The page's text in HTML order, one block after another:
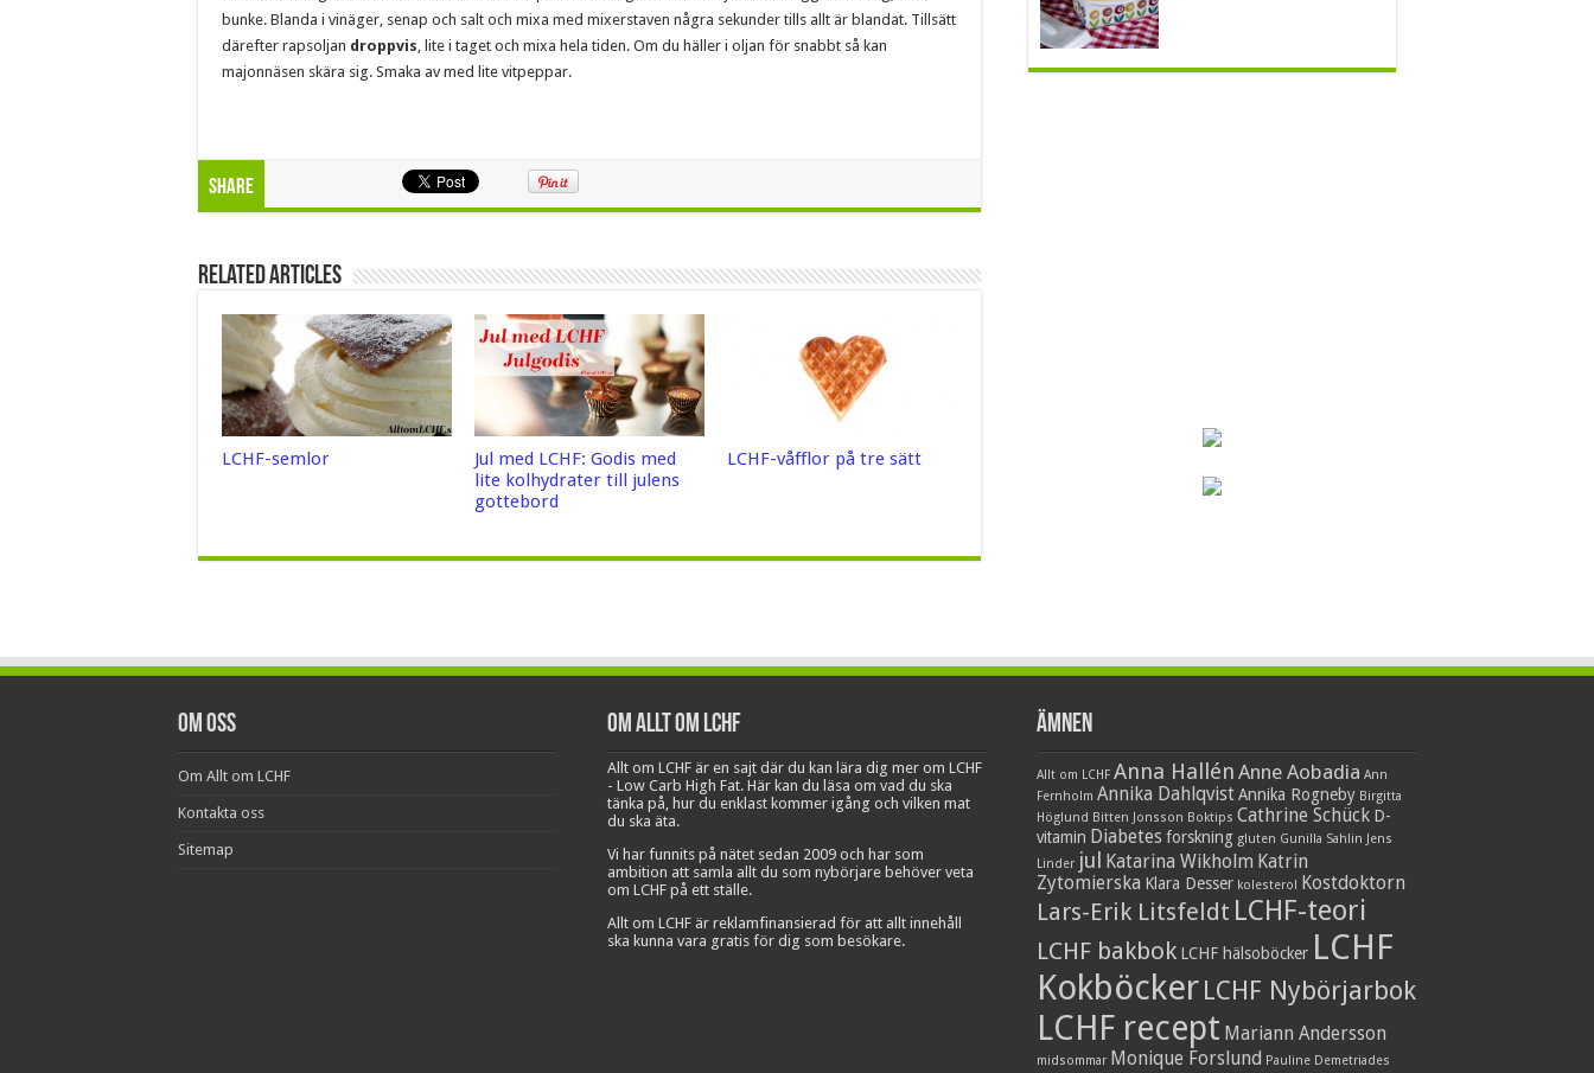
bunke. Blanda i vinäger, senap och salt och mixa med mixerstaven några sekunder tills allt är blandat. Tillsätt
därefter rapsoljan droppvis, lite i taget och mixa hela tiden. Om du häller i oljan för snabbt så kan
majonnäsen skära sig. Smaka av med lite vitpeppar.
Share
Related Articles
LCHF-semlor
Jul med LCHF: Godis med
lite kolhydrater till julens
gottebord
LCHF-våfflor på tre sätt
Om oss
Om Allt om LCHF
Kontakta oss
Sitemap
Om Allt om LCHF
Allt om LCHF är en sajt där du kan lära dig mer om LCHF
- Low Carb High Fat. Här kan du läsa om vad du ska
tänka på, hur du enklast kommer igång och vilken mat
du ska äta.
Vi har funnits på nätet sedan 2009 och har som
ambition att samla allt du som nybörjare behöver veta
om LCHF på ett ställe.
Allt om LCHF är reklamfinansierad för att allt innehåll
ska kunna vara gratis för dig som besökare.
Ämnen
Allt om LCHF Anna Hallén Anne Aobadia Ann
Fernholm Annika DahlqvistAnnika Rogneby Birgitta
Höglund Bitten Jonsson Boktips Cathrine Schück D-
vitamin Diabetes forskning gluten Gunilla Sahlin
Jens
Linder jul Katarina Wikholm Katrin
Zytomierska Klara Desser kolesterol Kostdoktorn
Lars-Erik Litsfeldt LCHF-teori
LCHF bakbok LCHF hälsoböcker LCHF
Kokböcker LCHF Nybörjarbok
LCHF recept Mariann Andersson
midsommar Monique Forslund Pauline Demetriades